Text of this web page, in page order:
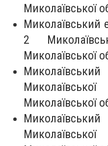
Миколаївської
Миколаївський
2
Миколаївської
Миколаївської